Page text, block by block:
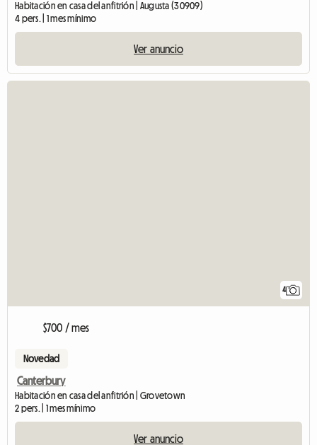
Habitación en casa del anfitrión | Augusta (30909)
4 pers. | 1 mes mínimo
Ver anuncio
4
$700 / mes
Novedad
Canterbury
Habitación en casa del anfitrión | Grovetown
2 pers. | 1 mes mínimo
Ver anuncio